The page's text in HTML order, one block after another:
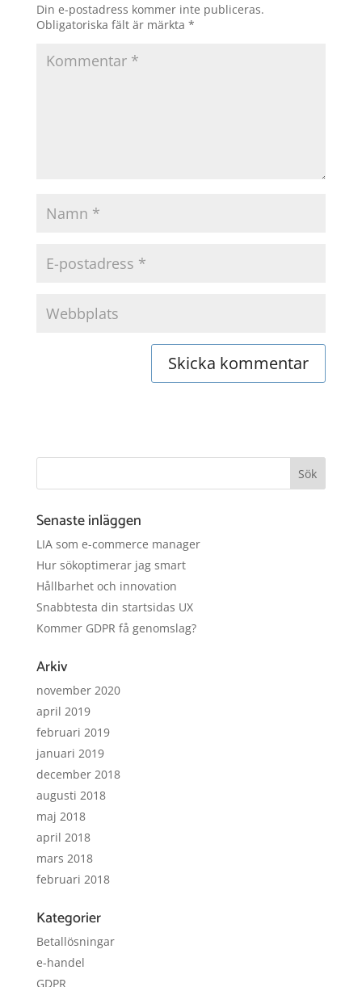
Din e-postadress kommer inte publiceras.
Obligatoriska fält är märkta *
Senaste inläggen
LIA som e-commerce manager
Hur sökoptimerar jag smart
Hållbarhet och innovation
Snabbtesta din startsidas UX
Kommer GDPR få genomslag?
Arkiv
november 2020
april 2019
februari 2019
januari 2019
december 2018
augusti 2018
maj 2018
april 2018
mars 2018
februari 2018
Kategorier
Betallösningar
e-handel
GDPR